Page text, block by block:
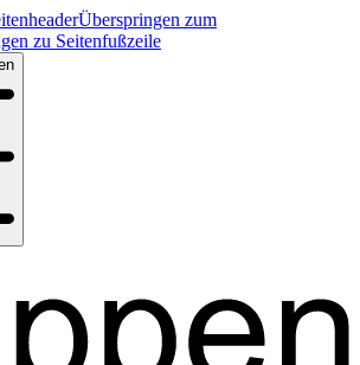
Überspringen zum
zu Seitenfußzeile